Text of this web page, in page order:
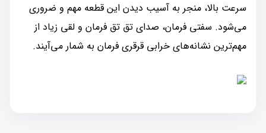
سرعت بالا، منجر به آسیب دیدن این قطعه مهم و ضروری
می‌شود. سفتی فرمان، صدای تق تق فرمان و لقی زیاد از
مهم‌ترین نشانه‌های خرابی قرقری فرمان به شمار می‌آیند.